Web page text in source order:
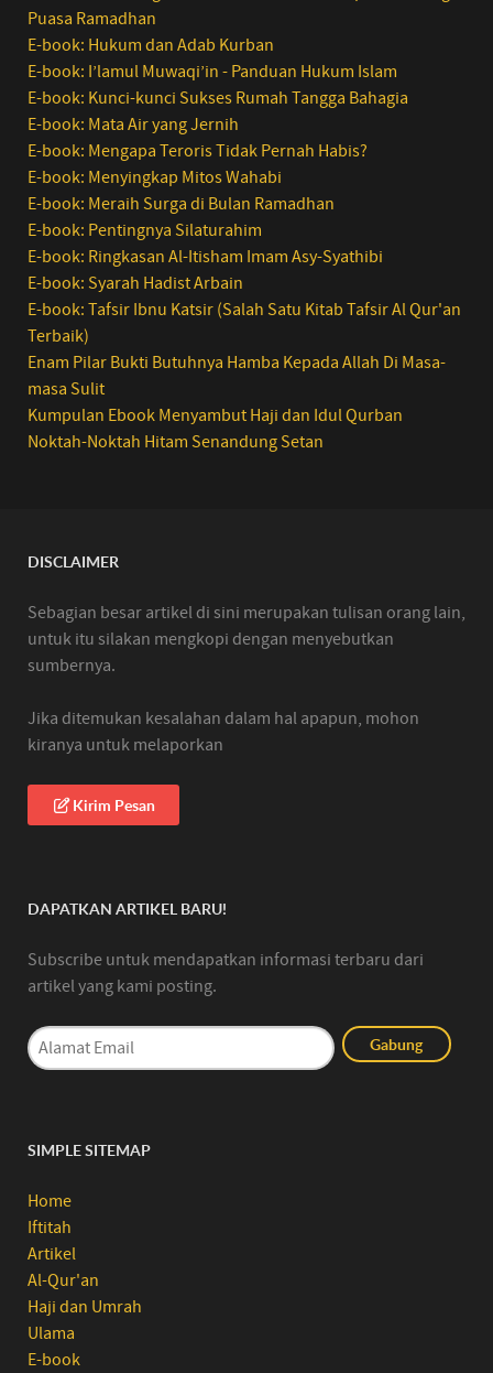
Puasa Ramadhan
E-book: Hukum dan Adab Kurban
E-book: I’lamul Muwaqi’in - Panduan Hukum Islam
E-book: Kunci-kunci Sukses Rumah Tangga Bahagia
E-book: Mata Air yang Jernih
E-book: Mengapa Teroris Tidak Pernah Habis?
E-book: Menyingkap Mitos Wahabi
E-book: Meraih Surga di Bulan Ramadhan
E-book: Pentingnya Silaturahim
E-book: Ringkasan Al-Itisham Imam Asy-Syathibi
E-book: Syarah Hadist Arbain
E-book: Tafsir Ibnu Katsir (Salah Satu Kitab Tafsir Al Qur'an
Terbaik)
Enam Pilar Bukti Butuhnya Hamba Kepada Allah Di Masa-
masa Sulit
Kumpulan Ebook Menyambut Haji dan Idul Qurban
Noktah-Noktah Hitam Senandung Setan
DISCLAIMER
Sebagian besar artikel di sini merupakan tulisan orang lain,
untuk itu silakan mengkopi dengan menyebutkan
sumbernya.
Jika ditemukan kesalahan dalam hal apapun, mohon
kiranya untuk melaporkan
Kirim Pesan
DAPATKAN ARTIKEL BARU!
Subscribe untuk mendapatkan informasi terbaru dari
artikel yang kami posting.
SIMPLE SITEMAP
Home
Iftitah
Artikel
Al-Qur'an
Haji dan Umrah
Ulama
E-book